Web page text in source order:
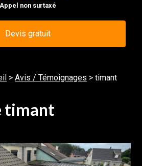
Appel non surtaxé
Devis gratuit
>Avis / Témoignages >timant
timant